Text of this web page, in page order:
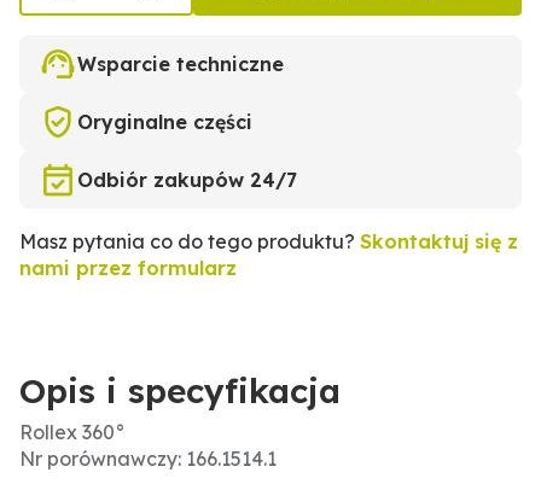
Wsparcie techniczne
Oryginalne części
Odbiór zakupów 24/7
Masz pytania co do tego produktu? Skontaktuj się z
nami przez formularz
Opis i specyfikacja
Rollex 360°
Nr porównawczy: 166.1514.1